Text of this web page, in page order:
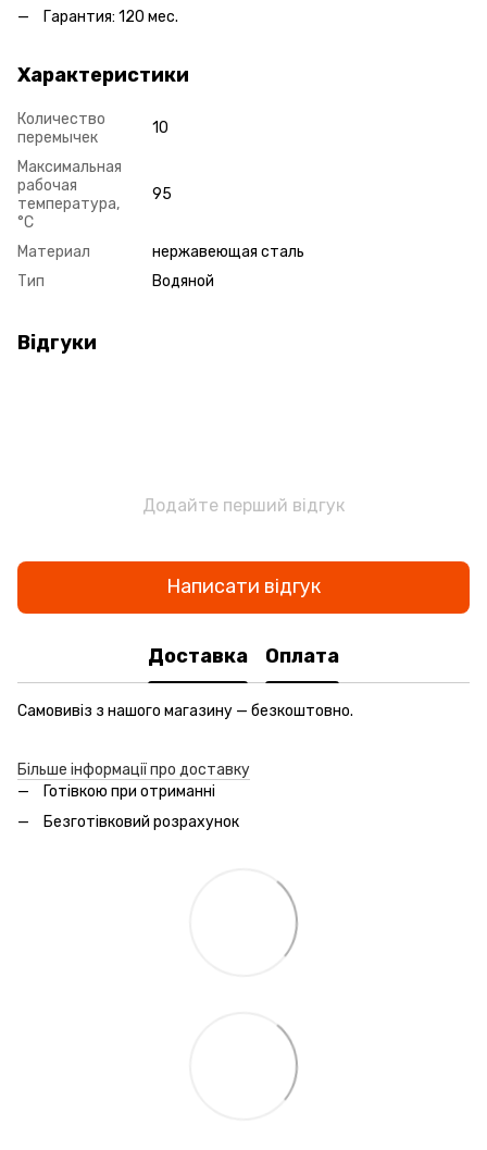
Гарантия: 120 мес.
Характеристики
Количество
перемычек
10
Максимальная
рабочая
температура,
°С
95
Материал
нержавеющая сталь
Тип
Водяной
Відгуки
Додайте перший відгук
Написати відгук
Доставка Оплата
Самовивіз з нашого магазину — безкоштовно.
Більше інформації про доставку
Готівкою при отриманні
Безготівковий розрахунок